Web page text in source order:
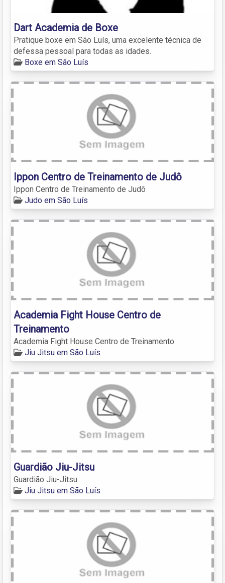
Dart Academia de Boxe
Pratique boxe em São Luís, uma excelente técnica de
defessa pessoal para todas as idades.
Boxe em São Luís
Ippon Centro de Treinamento de Judô
Ippon Centro de Treinamento de Judô
Judo em São Luís
Academia Fight House Centro de
Treinamento
Academia Fight House Centro de Treinamento
Jiu Jitsu em São Luís
Guardião Jiu-Jitsu
Guardião Jiu-Jitsu
Jiu Jitsu em São Luís